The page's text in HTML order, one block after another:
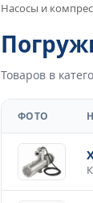
Насосы и
Товаров в
ФОТО